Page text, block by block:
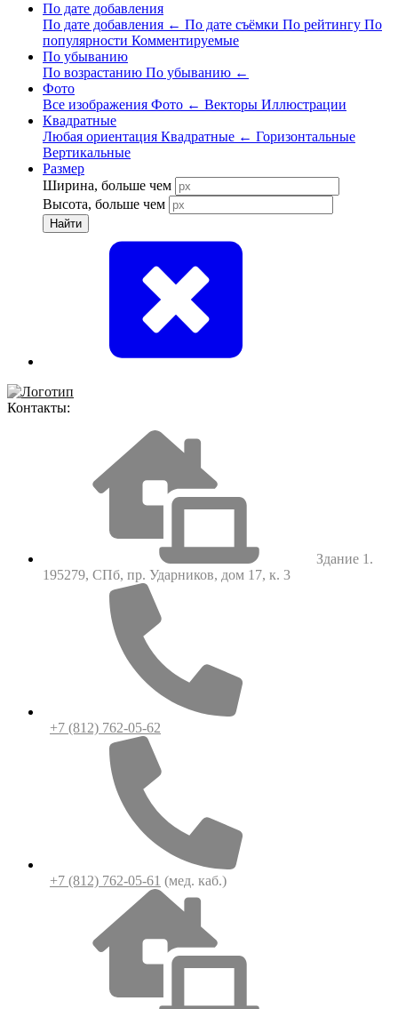
По дате добавления
По дате добавления ← По дате съёмки По рейтингу По
популярности Комментируемые
По убыванию
По возрастанию По убыванию ←
Фото
Все изображения Фото ← Векторы Иллюстрации
Квадратные
Любая ориентация Квадратные ← Горизонтальные
Вертикальные
Размер
Ширина, больше чем
Высота, больше чем
Найти
Контакты:
Здание 1.
195279, СПб, пр. Ударников, дом 17, к. 3
+7 (812) 762-05-62
+7 (812) 762-05-61 (мед. каб.)